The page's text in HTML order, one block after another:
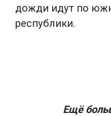
дожди идут по
республики.
Ещё